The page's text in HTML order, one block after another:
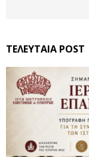
ΤΕΛΕΥΤΑΙΑ POST